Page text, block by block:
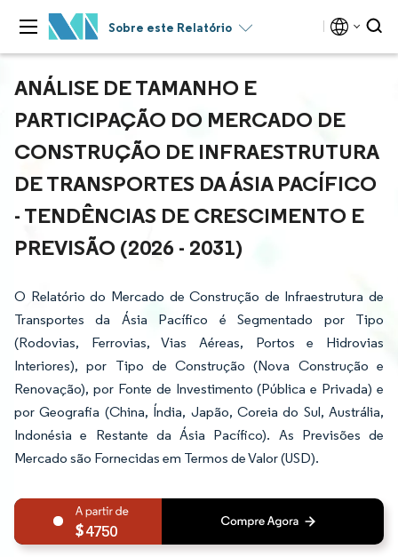
Sobre este Relatório
ANÁLISE DE TAMANHO E
PARTICIPAÇÃO DO MERCADO DE
CONSTRUÇÃO DE INFRAESTRUTURA
DE TRANSPORTES DA ÁSIA PACÍFICO
- TENDÊNCIAS DE CRESCIMENTO E
PREVISÃO (2026 - 2031)
O Relatório do Mercado de Construção de Infraestrutura de
Transportes da Ásia Pacífico é Segmentado por Tipo
(Rodovias, Ferrovias, Vias Aéreas, Portos e Hidrovias
Interiores), por Tipo de Construção (Nova Construção e
Renovação), por Fonte de Investimento (Pública e Privada) e
por Geografia (China, Índia, Japão, Coreia do Sul, Austrália,
Indonésia e Restante da Ásia Pacífico). As Previsões de
Mercado são Fornecidas em Termos de Valor (USD).
4750